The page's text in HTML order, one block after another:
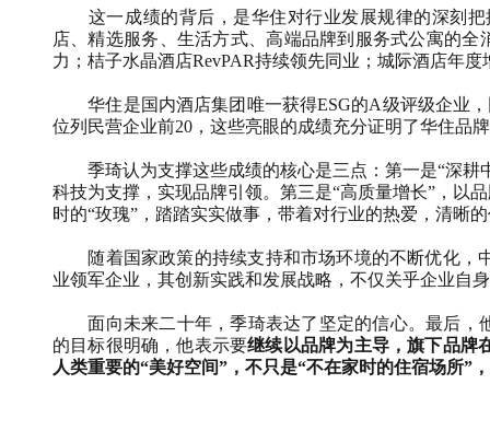
这一成绩的背后，是华住对行业发展规律的深刻
店、精选服务、生活方式、高端品牌到服务式公寓的
力；桔子水晶酒店RevPAR持续领先同业；城际酒店年度
华住是国内酒店集团唯一获得ESG的A级评级企业
位列民营企业前20，这些亮眼的成绩充分证明了华住品
季琦认为支撑这些成绩的核心是三点：第一是“深耕
科技为支撑，实现品牌引领。第三是“高质量增长” ，以
时的“玫瑰”，踏踏实实做事，带着对行业的热爱，清晰
随着国家政策的持续支持和市场环境的不断优化
业领军企业，其创新实践和发展战略，不仅关乎企业自
面向未来二十年，季琦表达了坚定的信心。最后，
的目标很明确，他表示要继续以品牌为主导，旗下品牌
人类重要的“美好空间”，不只是“不在家时的住宿场所”